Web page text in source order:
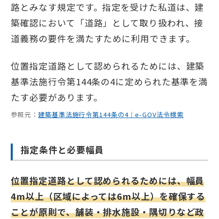
路とみなす規定です。指定を受けた私道は、建
築確認において「道路」として取り扱われ、接
道義務の要件を満たすために利用できます。
位置指定道路として認められるためには、建築
基準法施行令第144条の4に定められた基準を満
たす必要があります。
参照元：建築基準法施行令第144条の4｜e-GOV法令検索
指定条件と必要幅員
位置指定道路として認められるためには、幅員
4m以上（区域によっては6m以上）を確保する
ことが原則で、舗装・排水施設・隅切りなど政